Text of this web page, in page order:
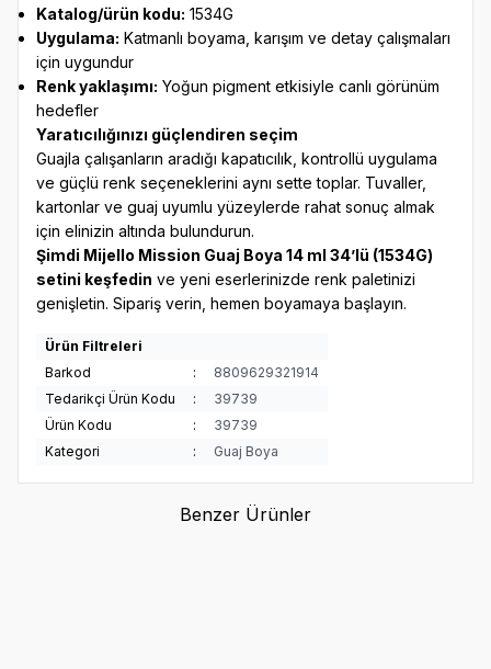
Katalog/ürün kodu: 1534G
Uygulama: Katmanlı boyama, karışım ve detay çalışmaları
için uygundur
Renk yaklaşımı: Yoğun pigment etkisiyle canlı görünüm
hedefler
Yaratıcılığınızı güçlendiren seçim
Guajla çalışanların aradığı kapatıcılık, kontrollü uygulama
ve güçlü renk seçeneklerini aynı sette toplar. Tuvaller,
kartonlar ve guaj uyumlu yüzeylerde rahat sonuç almak
için elinizin altında bulundurun.
Şimdi Mijello Mission Guaj Boya 14 ml 34’lü (1534G)
setini keşfedin ve yeni eserlerinizde renk paletinizi
genişletin. Sipariş verin, hemen boyamaya başlayın.
Ürün Filtreleri
Barkod
:
8809629321914
Tedarikçi Ürün Kodu
:
39739
Ürün Kodu
:
39739
Kategori
: Guaj Boya
Benzer Ürünler